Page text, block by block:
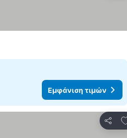
Εμφάνιση τιμών